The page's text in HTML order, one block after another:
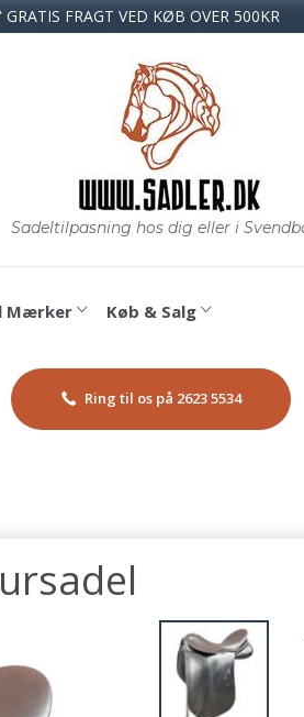
GRATIS FRAGT VED KØB OVER 500KR
Mærker Køb & Salg
Ring til os på 2623 5534